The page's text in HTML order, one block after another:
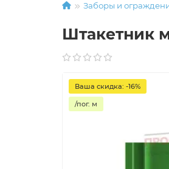
Заборы и
Штакетник
Ваша скидка: -16%
/пог. м